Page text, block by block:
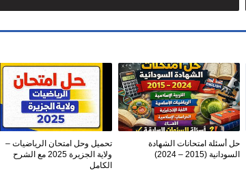
حل أسئلة امتحانات الشهادة
السودانية (2015 – 2024)
تحميل وحل امتحان الرياضيات –
ولاية الجزيرة 2025 مع الشرح
الكامل